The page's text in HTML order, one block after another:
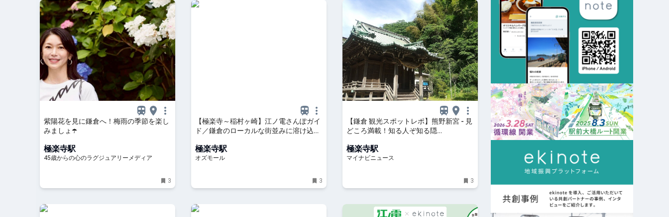
紫陽花を見に鎌倉へ！梅雨の季節を楽し
みましょ☂️
極楽寺駅
45歳からの心のラグジュアリーメディア
3
【極楽寺～稲村ヶ崎】江ノ電さんぽガイ
ド／鎌倉のローカルな街並みに溶け込
極楽寺駅
オズモール
3
【鎌倉 観光スポットレポ】熊野新宮 - 見
どころ満載！知る人ぞ知る隠…
極楽寺駅
マイナビニュース
3